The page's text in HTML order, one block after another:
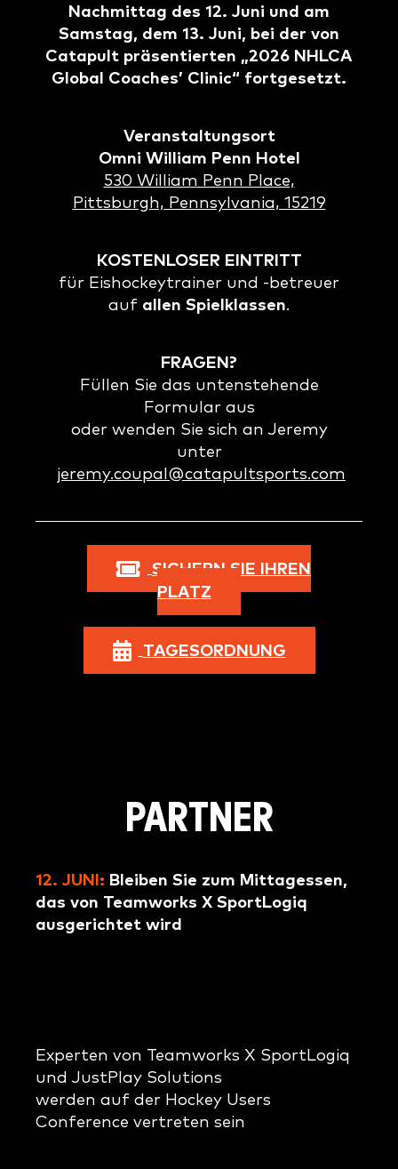
Nachmittag des 12. Juni und am
Samstag, dem 13. Juni, bei der von
Catapult präsentierten „2026 NHLCA
Global Coaches’ Clinic“ fortgesetzt.
Veranstaltungsort
Omni William Penn Hotel
530 William Penn Place,
Pittsburgh, Pennsylvania, 15219
KOSTENLOSER EINTRITT
für Eishockeytrainer und -betreuer
auf allen Spielklassen.
FRAGEN?
Füllen Sie das untenstehende
Formular aus
oder wenden Sie sich an Jeremy
unter
jeremy.coupal@catapultsports.com
SICHERN SIE IHREN
PLATZ
TAGESORDNUNG
PARTNER
12. JUNI: Bleiben Sie zum Mittagessen,
das von Teamworks X SportLogiq
ausgerichtet wird
Experten von Teamworks X SportLogiq
und JustPlay Solutions
werden auf der Hockey Users
Conference vertreten sein